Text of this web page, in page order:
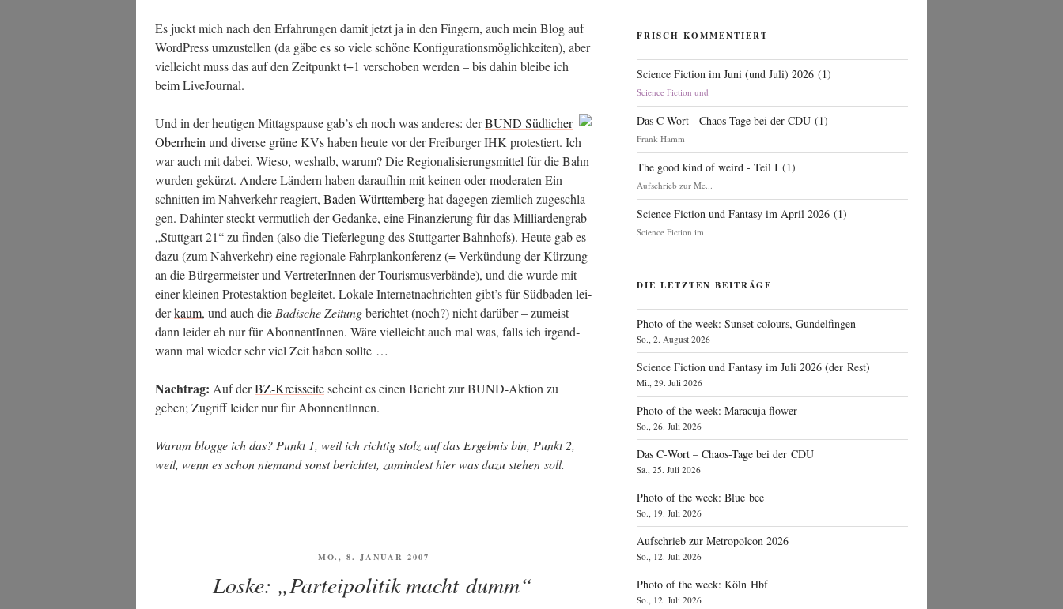
Es juckt mich nach den Erfah­run­gen damit jetzt ja in den Fin­gern, auch mein Blog auf
Word­Press umzu­stel­len (da gäbe es so vie­le schö­ne Kon­fi­gu­ra­ti­ons­mög­lich­kei­ten), aber
viel­leicht muss das auf den Zeit­punkt t+1 ver­scho­ben wer­den – bis dahin blei­be ich
beim LiveJournal.
Und in der heu­ti­gen Mit­tags­pau­se gab’s eh noch was ande­res: derBUND Süd­li­cher
Ober­rhein und diver­se grü­ne KVs haben heu­te vor der Frei­bur­ger IHK pro­tes­tiert. Ich
war auch mit dabei. Wie­so, wes­halb, war­um? Die Regio­na­li­sie­rungs­mit­tel für die Bahn
wur­den gekürzt. Ande­re Län­dern haben dar­auf­hin mit kei­nen oder mode­ra­ten Ein­
schnit­ten im Nah­ver­kehr reagiert, Baden-Würt­tem­berghat dage­gen ziem­lich zuge­schla­
gen. Dahin­ter steckt ver­mut­lich der Gedan­ke, eine Finan­zie­rung für das Mil­li­ar­den­grab
„Stutt­gart 21“ zu fin­den (also die Tie­fer­le­gung des Stutt­gar­ter Bahn­hofs). Heu­te gab es
dazu (zum Nah­ver­kehr) eine regio­na­le Fahr­plan­kon­fe­renz (= Ver­kün­dung der Kür­zung
an die Bür­ger­meis­ter und Ver­tre­te­rIn­nen der Tou­ris­mus­ver­bän­de), und die wur­de mit
einer klei­nen Pro­test­ak­ti­on beglei­tet. Loka­le Inter­net­nach­rich­ten gibt’s für Süd­ba­den lei­
derkaum, und auch die Badi­sche Zei­tungberich­tet (noch?) nicht dar­über – zumeist
dann lei­der eh nur für Abon­nen­tIn­nen. Wäre viel­leicht auch mal was, falls ich irgend­
wann mal wie­der sehr viel Zeit haben sollte …
Nach­trag: Auf derBZ-Kreis­sei­tescheint es einen Bericht zur BUND-Akti­on zu
geben; Zugriff lei­der nur für AbonnentInnen.
War­um blog­ge ich das? Punkt 1, weil ich rich­tig stolz auf das Ergeb­nis bin, Punkt 2,
weil, wenn es schon nie­mand sonst berich­tet, zumin­dest hier was dazu ste­hen soll.
VERÖFFENTLICHT
MO., 8. JANUAR 2007
Loske: „Parteipolitik macht dumm“
FRISCH KOMMENTIERT
Science Fiction im Juni (und Juli) 2026 (1)
Science Fiction und
Das C-Wort - Chaos-Tage bei der CDU (1)
Frank Hamm
The good kind of weird - Teil I (1)
Aufschrieb zur Me...
Science Fiction und Fantasy im April 2026 (1)
Science Fiction im
DIE LETZTEN BEITRÄGE
Photo of the week: Sunset colours, Gundelfingen
So., 2. August 2026
Science Fiction und Fantasy im Juli 2026 (der Rest)
Mi., 29. Juli 2026
Photo of the week: Maracuja flower
So., 26. Juli 2026
Das C‑Wort – Chaos-Tage bei der CDU
Sa., 25. Juli 2026
Photo of the week: Blue bee
So., 19. Juli 2026
Aufschrieb zur Metropolcon 2026
So., 12. Juli 2026
Photo of the week: Köln Hbf
So., 12. Juli 2026